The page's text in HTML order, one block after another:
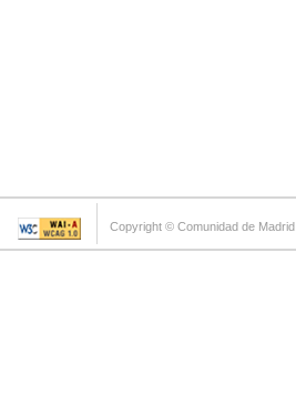
Copyright © Comunidad de Madrid.